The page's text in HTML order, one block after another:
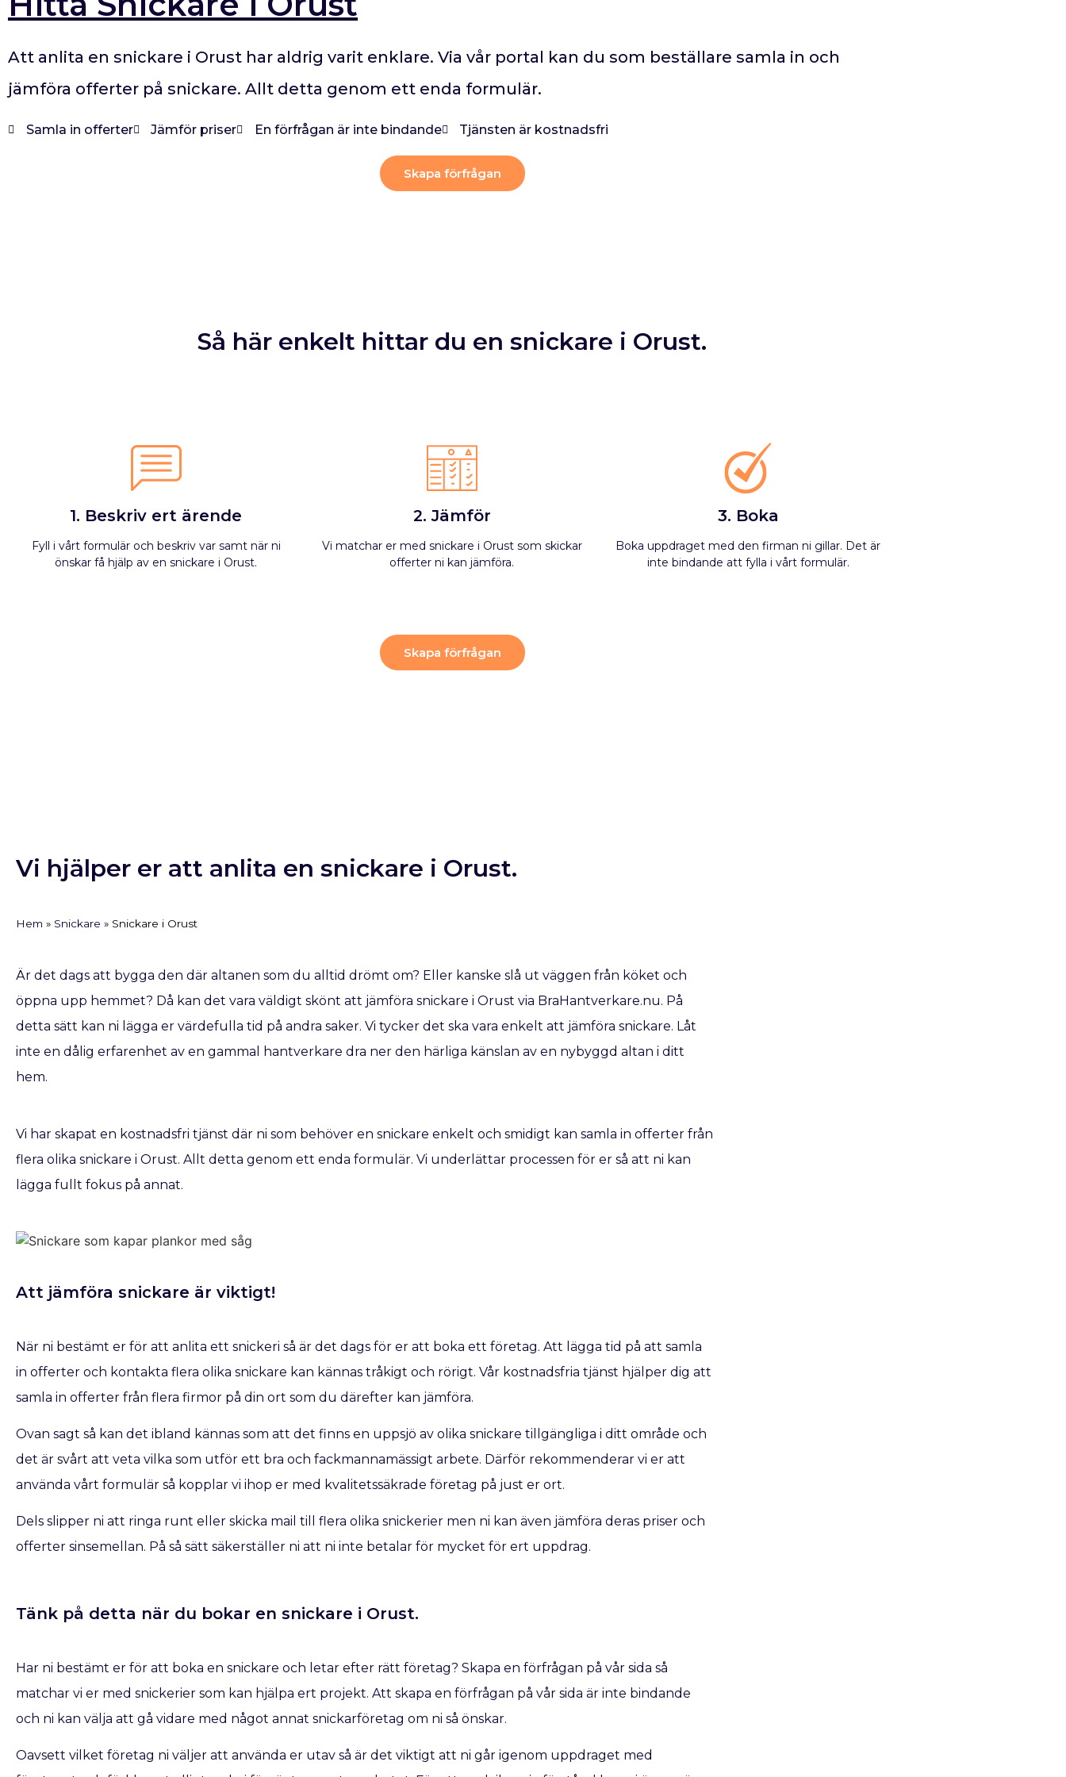
Att anlita en snickare i Orust har aldrig varit enklare. Via vår portal kan du som beställare samla in och
jämföra offerter på snickare. Allt detta genom ett enda formulär.
Samla in offerter Jämför priser En förfrågan är inte bindande Tjänsten är kostnadsfri
Skapa förfrågan
Så här enkelt hittar du en snickare i Orust.
1. Beskriv ert ärende
Fyll i vårt formulär och beskriv var samt när ni
önskar få hjälp av en snickare i Orust.
2. Jämför
Vi matchar er med snickare i Orust som skickar
offerter ni kan jämföra.
3. Boka
Boka uppdraget med den firman ni gillar. Det är
inte bindande att fylla i vårt formulär.
Skapa förfrågan
Vi hjälper er att anlita en snickare i Orust.
Hem » Snickare » Snickare i Orust
Är det dags att bygga den där altanen som du alltid drömt om? Eller kanske slå ut väggen från köket och
öppna upp hemmet? Då kan det vara väldigt skönt att jämföra snickare i Orust via BraHantverkare.nu. På
detta sätt kan ni lägga er värdefulla tid på andra saker. Vi tycker det ska vara enkelt att jämföra snickare. Låt
inte en dålig erfarenhet av en gammal hantverkare dra ner den härliga känslan av en nybyggd altan i ditt
hem.
Vi har skapat en kostnadsfri tjänst där ni som behöver en snickare enkelt och smidigt kan samla in offerter från
flera olika snickare i Orust. Allt detta genom ett enda formulär. Vi underlättar processen för er så att ni kan
lägga fullt fokus på annat.
Att jämföra snickare är viktigt!
När ni bestämt er för att anlita ett snickeri så är det dags för er att boka ett företag. Att lägga tid på att samla
in offerter och kontakta flera olika snickare kan kännas tråkigt och rörigt. Vår kostnadsfria tjänst hjälper dig att
samla in offerter från flera firmor på din ort som du därefter kan jämföra.
Ovan sagt så kan det ibland kännas som att det finns en uppsjö av olika snickare tillgängliga i ditt område och
det är svårt att veta vilka som utför ett bra och fackmannamässigt arbete. Därför rekommenderar vi er att
använda vårt formulär så kopplar vi ihop er med kvalitetssäkrade företag på just er ort.
Dels slipper ni att ringa runt eller skicka mail till flera olika snickerier men ni kan även jämföra deras priser och
offerter sinsemellan. På så sätt säkerställer ni att ni inte betalar för mycket för ert uppdrag.
Tänk på detta när du bokar en snickare​ i Orust.
Har ni bestämt er för att boka en snickare och letar efter rätt företag? Skapa en förfrågan på vår sida så
matchar vi er med snickerier som kan hjälpa ert projekt. Att skapa en förfrågan på vår sida är inte bindande
och ni kan välja att gå vidare med något annat snickarföretag om ni så önskar.
Oavsett vilket företag ni väljer att använda er utav så är det viktigt att ni går igenom uppdraget med